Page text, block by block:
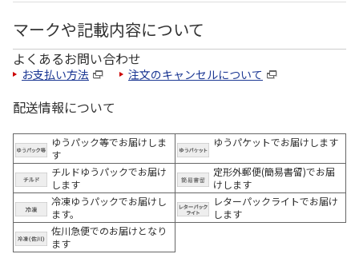
マークや記載内容について
よくあるお問い合わせ
お支払い方法 注文のキャンセルについて
配送情報について
ゆうパック等でお届けしま
す
ゆうパケットでお届けします
チルドゆうパックでお届け
します
定形外郵便(簡易書留)でお届
けします
冷凍ゆうパックでお届けし
ます。
レターパックライトでお届け
します
佐川急便でのお届けとなり
ます